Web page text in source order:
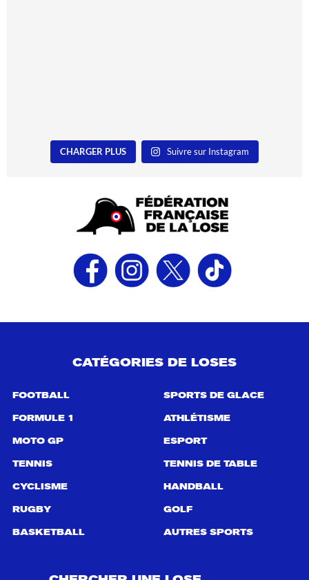
CHARGER PLUS Suivre sur Instagram
CATÉGORIES DE LOSES
FOOTBALL
FORMULE 1
MOTO GP
TENNIS
CYCLISME
RUGBY
BASKETBALL
SPORTS DE GLACE
ATHLÉTISME
ESPORT
TENNIS DE TABLE
HANDBALL
GOLF
AUTRES SPORTS